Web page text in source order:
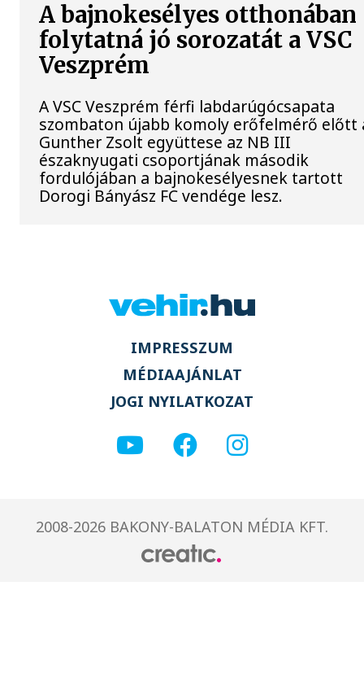
A bajnokesélyes otthonában
folytatná jó sorozatát a VSC
Veszprém
A VSC Veszprém férfi labdarúgócsapata
szombaton újabb komoly erőfelmérő előtt
Gunther Zsolt együttese az NB III
északnyugati csoportjának második
fordulójában a bajnokesélyesnek tartott
Dorogi Bányász FC vendége lesz.
IMPRESSZUM
MÉDIAAJÁNLAT
JOGI NYILATKOZAT
2008-2026 BAKONY-BALATON MÉDIA KFT.